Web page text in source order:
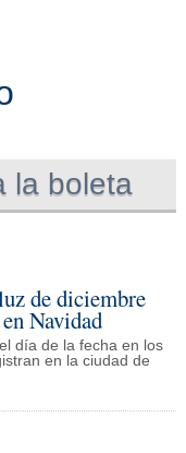
la boleta
de diciembre
Navidad
día de la fecha en los
en la ciudad de